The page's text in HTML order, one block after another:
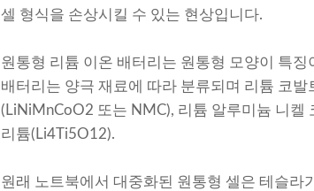
셀 형식을 손상시킬 수 있는 현상입니다.
원통형 리튬 이온 배터리는 원통형 모양이 특
배터리는 양극 재료에 따라 분류되며 리튬 코
(LiNiMnCoO2 또는 NMC), 리튬 알루미늄 니켈
리튬(Li4Ti5O12).
원래 노트북에서 대중화된 원통형 셀은 테슬라